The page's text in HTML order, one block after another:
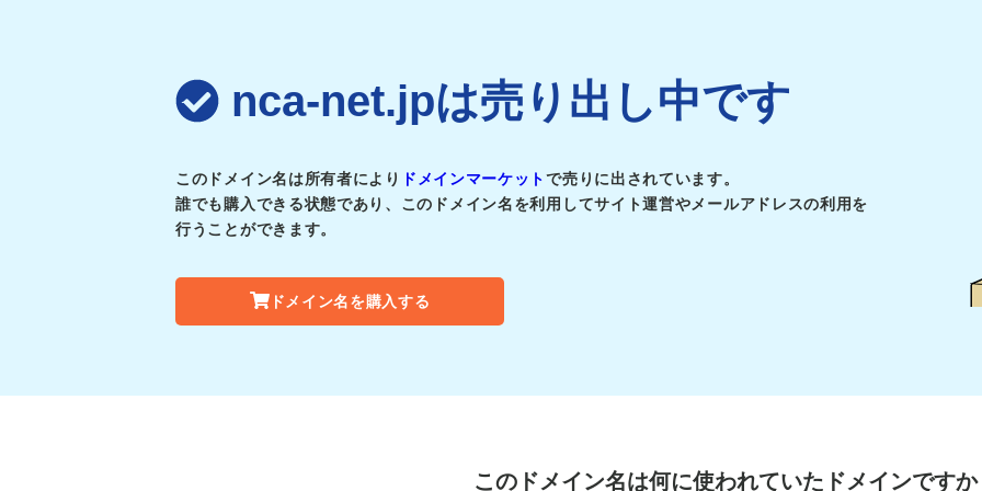
nca-net.jpは売り出し中です
このドメイン名は所有者により ドメインマーケットで売りに出されています。
誰でも購入できる状態であり、このドメイン名を利用してサイト運営やメールアドレスの利用を
行うことができます。
ドメイン名を購入する
このドメイン名は何に使われていたドメインですか